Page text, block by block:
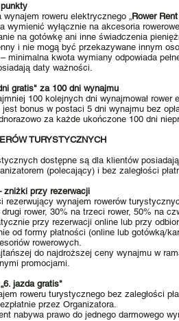
roweru elektrycznego „Rower
wymienić wyłącznie na akcesoria
na gotówkę ani inne świadczenia
i nie mogą być przekazywane innym
minimalna kwota wymiany odpowiada
daty ważności.
gratis" za 100 dni wynajmu
100 kolejnych dni wynajmował rower
bonus w postaci 5 dni wynajmu bez
za każde ukończone 100 dni
TURYSTYCZNYCH
dostępne są dla klientów
(polecający) i bez zaległości
zniżki przy rezerwacji
rezerwujący wynajem rowerów
rower, 30% na trzeci rower, 50% na
przy rezerwacji online lub przy
od formy płatności (online lub gotówką/
rowerowych.
do najdroższej ceny wynajmu w
promocjami.
jazda gratis"
roweru turystycznego bez zaległości
przez Organizatora.
nabywa prawo do jednego darmowego